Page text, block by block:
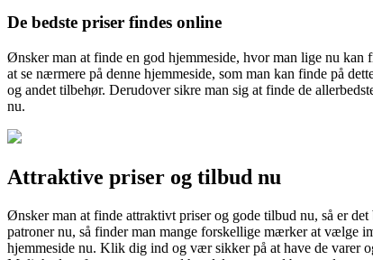
De bedste priser findes online
Ønsker man at finde en god hjemmeside, hvor man lige nu
at se nærmere på denne hjemmeside, som man kan finde på
og andet tilbehør. Derudover sikre man sig at finde de
nu.
Attraktive priser og tilbud nu
Ønsker man at finde attraktivt priser og gode tilbud nu, så er
patroner nu, så finder man mange forskellige mærker at vælge
hjemmeside nu. Klik dig ind og vær sikker på at have de varer